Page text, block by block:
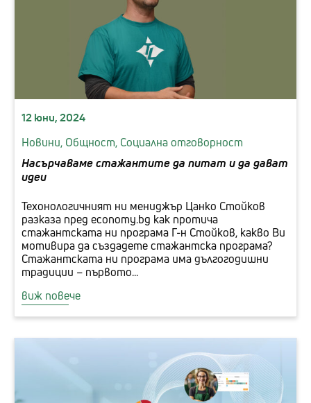
12 юни, 2024
Новини, Общност, Социална отговорност
Насърчаваме стажантите да питат и да дават
идеи
Техонологичният ни мениджър Цанко Стойков
разказа пред economy.bg как протича
стажантската ни програма Г-н Стойков, какво Ви
мотивира да създадете стажантска програма?
Стажантската ни програма има дългогодишни
традиции – първото...
виж повече